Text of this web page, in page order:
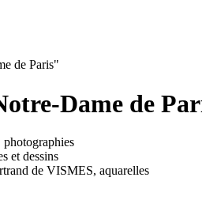
de Paris"
Dame de
et dessins
de VISMES, aquarelles